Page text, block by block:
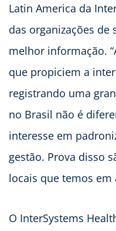
Latin America da
das organizações de
melhor informação.
que propiciem a
registrando uma
no Brasil não é
interesse em
gestão. Prova disso
locais que temos em
O InterSystems